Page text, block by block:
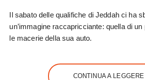
Il sabato delle qualifiche di Jeddah ci ha
un’immagine raccapricciante: quella di
le macerie della sua auto.
CONTINUA A LEGGERE